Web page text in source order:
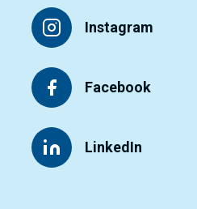
Instagram
Facebook
LinkedIn